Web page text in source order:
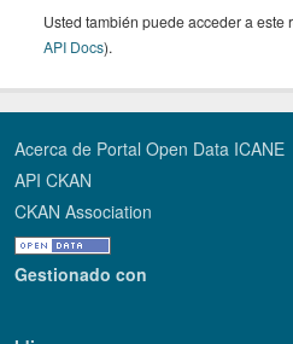
Usted también puede acceder a este
API Docs).
Acerca de Portal Open Data ICANE
API CKAN
CKAN Association
Gestionado con